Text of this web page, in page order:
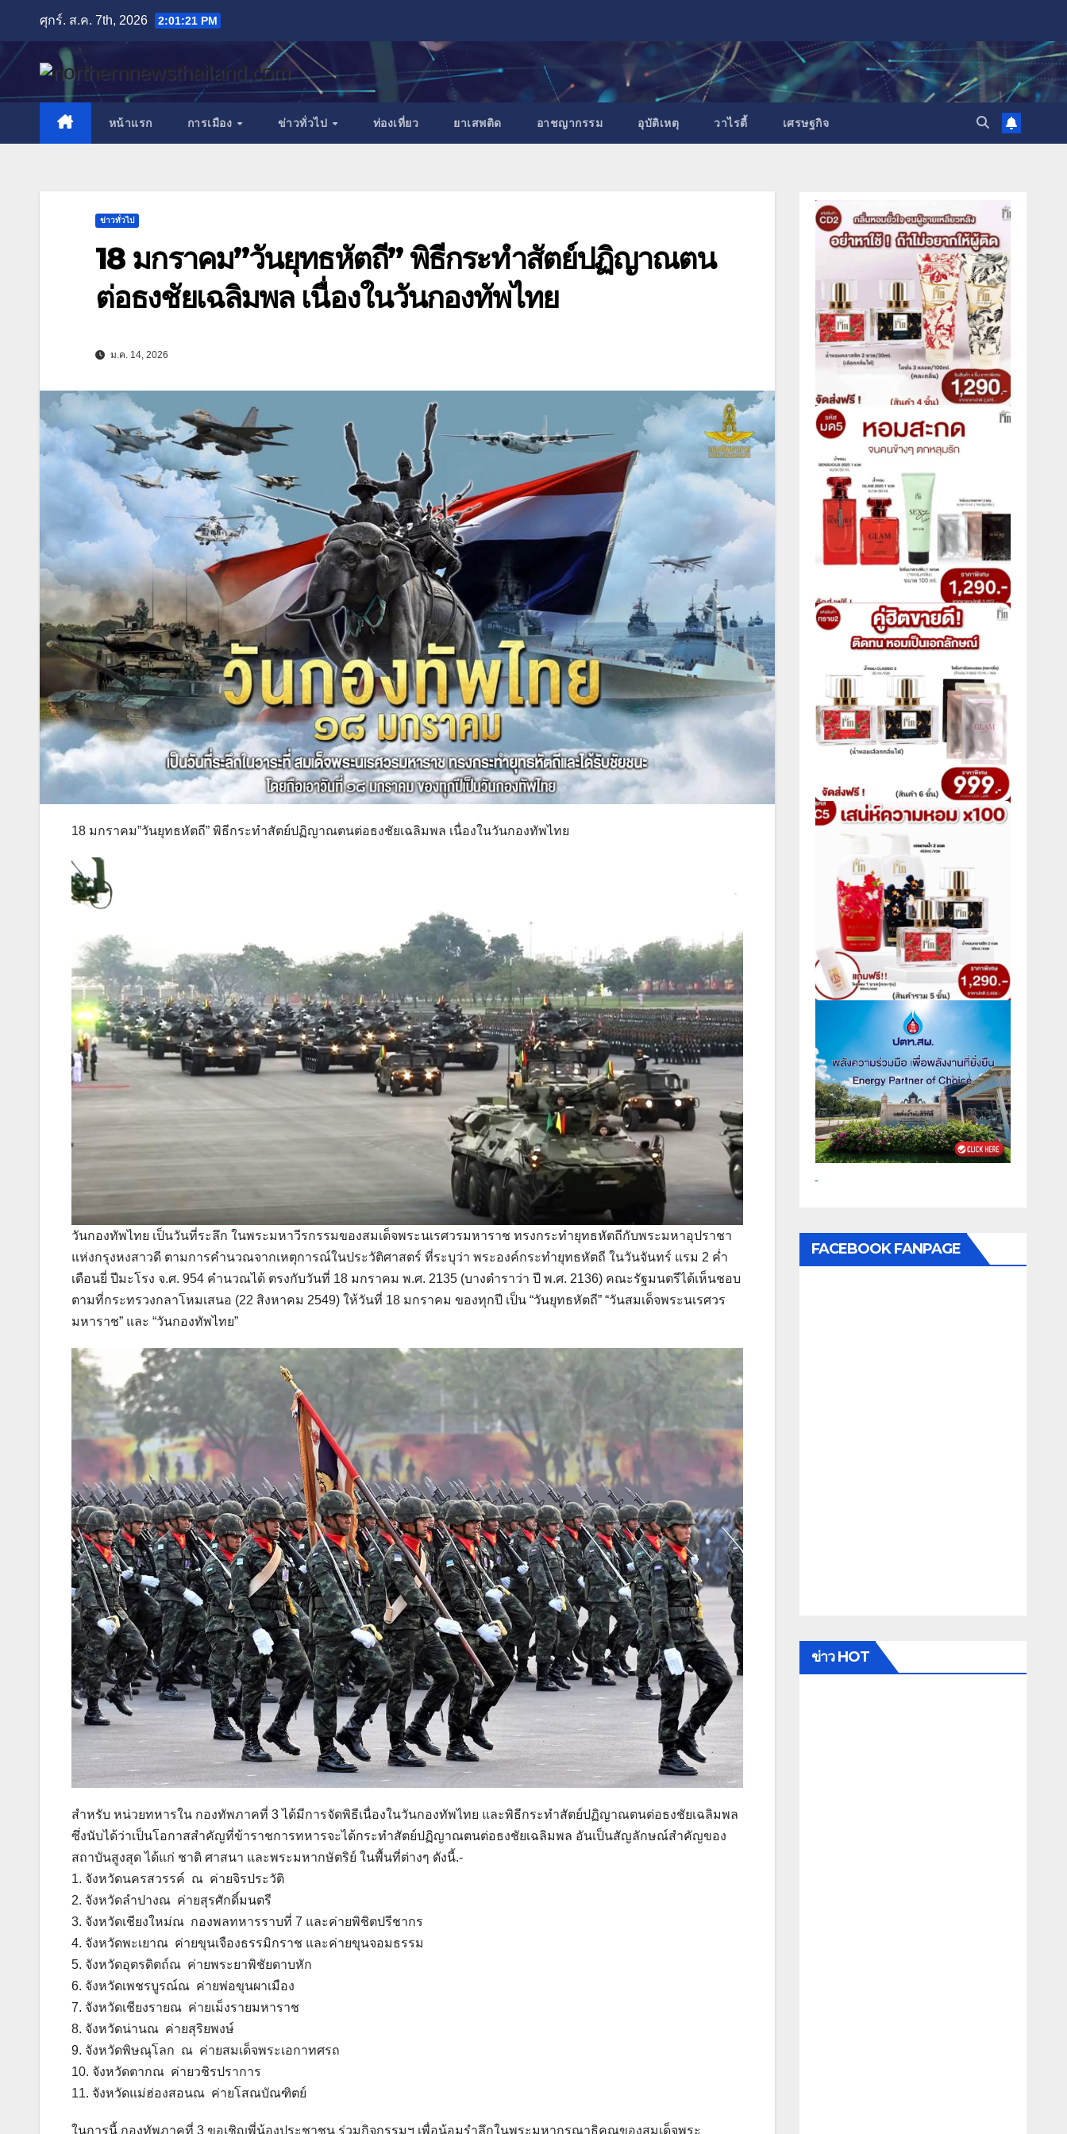
content
ศุกร์. ส.ค. 7th, 2026 2:01:23 PM
หน้าแรก การเมือง ข่าวทั่วไป ท่องเที่ยว ยาเสพติด อาชญากรรม อุบัติเหตุ วาไรตี้ เศรษฐกิจ
ข่าวทั่วไป
18 มกราคม”วันยุทธหัตถี” พิธีกระทำสัตย์ปฏิญาณตน
ต่อธงชัยเฉลิมพล เนื่องในวันกองทัพไทย
ม.ค. 14, 2026
18 มกราคม”วันยุทธหัตถี” พิธีกระทำสัตย์ปฏิญาณตนต่อธงชัยเฉลิมพล เนื่องในวันกองทัพไทย
วันกองทัพไทย เป็นวันที่ระลึก ในพระมหาวีรกรรมของสมเด็จพระนเรศวรมหาราช ทรงกระทำยุทธหัตถีกับพระมหาอุปราชา
แห่งกรุงหงสาวดี ตามการคำนวณจากเหตุการณ์ในประวัติศาสตร์ ที่ระบุว่า พระองค์กระทำยุทธหัตถี ในวันจันทร์ แรม 2 ค่ำ
เดือนยี่ ปีมะโรง จ.ศ. 954 คำนวณได้ ตรงกับวันที่ 18 มกราคม พ.ศ. 2135 (บางตำราว่า ปี พ.ศ. 2136) คณะรัฐมนตรีได้เห็นชอบ
ตามที่กระทรวงกลาโหมเสนอ (22 สิงหาคม 2549) ให้วันที่ 18 มกราคม ของทุกปี เป็น “วันยุทธหัตถี” “วันสมเด็จพระนเรศวร
มหาราช” และ “วันกองทัพไทย”
สำหรับ หน่วยทหารใน กองทัพภาคที่ 3 ได้มีการจัดพิธีเนื่องในวันกองทัพไทย และพิธีกระทำสัตย์ปฏิญาณตนต่อธงชัยเฉลิมพล
ซึ่งนับได้ว่าเป็นโอกาสสำคัญที่ข้าราชการทหารจะได้กระทำสัตย์ปฏิญาณตนต่อธงชัยเฉลิมพล อันเป็นสัญลักษณ์สำคัญของ
สถาบันสูงสุด ได้แก่ ชาติ ศาสนา และพระมหากษัตริย์ ในพื้นที่ต่างๆ ดังนี้.-
1. จังหวัดนครสวรรค์ ณ ค่ายจิรประวัติ
2. จังหวัดลำปางณ ค่ายสุรศักดิ์มนตรี
3. จังหวัดเชียงใหม่ณ กองพลทหารราบที่ 7 และค่ายพิชิตปรีชากร
4. จังหวัดพะเยาณ ค่ายขุนเจืองธรรมิกราช และค่ายขุนจอมธรรม
5. จังหวัดอุตรดิตถ์ณ ค่ายพระยาพิชัยดาบหัก
6. จังหวัดเพชรบูรณ์ณ ค่ายพ่อขุนผาเมือง
7. จังหวัดเชียงรายณ ค่ายเม็งรายมหาราช
8. จังหวัดน่านณ ค่ายสุริยพงษ์
9. จังหวัดพิษณุโลก ณ ค่ายสมเด็จพระเอกาทศรถ
10. จังหวัดตากณ ค่ายวชิรปราการ
11. จังหวัดแม่ฮ่องสอนณ ค่ายโสณบัณฑิตย์
ในการนี้ กองทัพภาคที่ 3 ขอเชิญพี่น้องประชาชน ร่วมกิจกรรมฯ เพื่อน้อมรำลึกในพระมหากรุณาธิคุณของสมเด็จพระ
FACEBOOK FANPAGE
ข่าว HOT